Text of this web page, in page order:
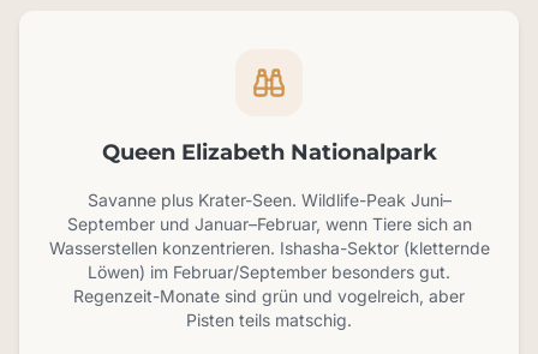
Queen Elizabeth Nationalpark
Savanne plus Krater-Seen. Wildlife-Peak Juni–
September und Januar–Februar, wenn Tiere sich an
Wasserstellen konzentrieren. Ishasha-Sektor (kletternde
Löwen) im Februar/September besonders gut.
Regenzeit-Monate sind grün und vogelreich, aber
Pisten teils matschig.